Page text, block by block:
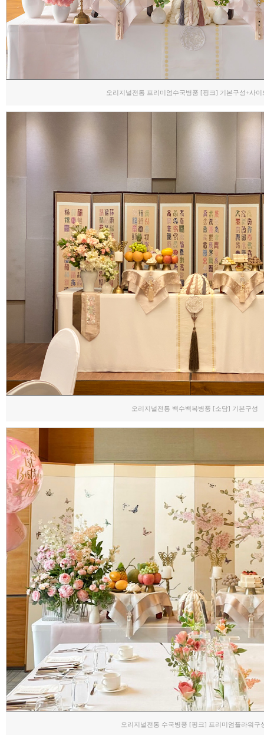
오리지널전통 프리미엄수국병풍 [핑크] 기본구성+사이
오리지널전통 백수백복병풍 [소담] 기본구성
오리지널전통 수국병풍 [핑크] 프리미엄플라워구